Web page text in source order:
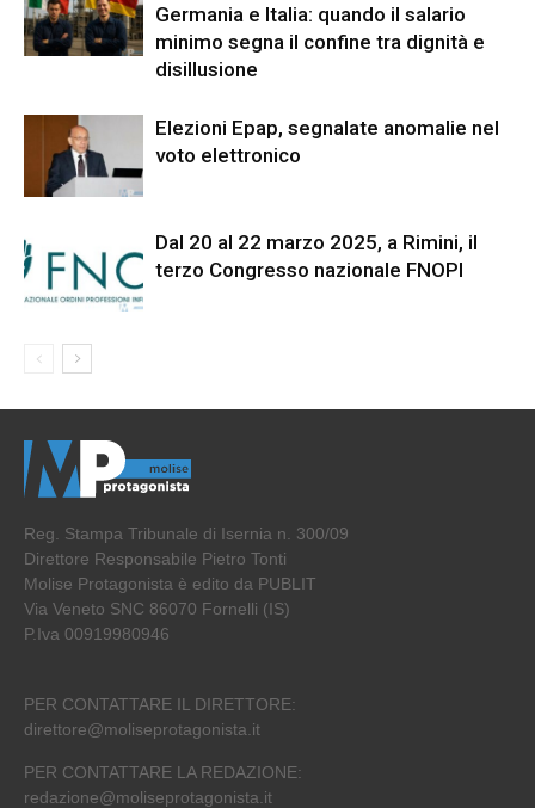
Germania e Italia: quando il salario
minimo segna il confine tra dignità e
disillusione
Elezioni Epap, segnalate anomalie nel
voto elettronico
Dal 20 al 22 marzo 2025, a Rimini, il
terzo Congresso nazionale FNOPI
Reg. Stampa Tribunale di Isernia n. 300/09
Direttore Responsabile Pietro Tonti
Molise Protagonista è edito da PUBLIT
Via Veneto SNC 86070 Fornelli (IS)
P.Iva 00919980946
PER CONTATTARE IL DIRETTORE:
direttore@moliseprotagonista.it
PER CONTATTARE LA REDAZIONE:
redazione@moliseprotagonista.it